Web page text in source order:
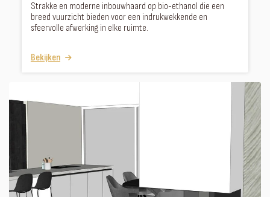
Strakke en moderne inbouwhaard op bio-ethanol die een
breed vuurzicht bieden voor een indrukwekkende en
sfeervolle afwerking in elke ruimte.
Bekijken